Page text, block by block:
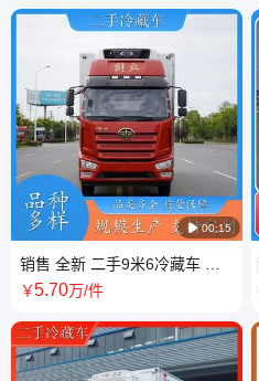
 00:15
销售 全新 二手9米6冷藏车 尾
门锁件为不锈钢 送新鲜蔬菜瓜
￥5.70万/件